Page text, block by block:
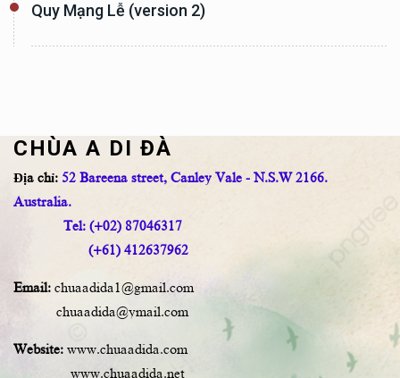
Quy Mạng Lễ (version 2)
CHÙA A DI ĐÀ
Địa chỉ: 52 Bareena street, Canley Vale - N.S.W 2166.
Australia.
Tel: (+02) 87046317
(+61) 412637962
Email: chuaadida1@gmail.com
chuaadida@ymail.com
Website: www.chuaadida.com
www.chuaadida.net